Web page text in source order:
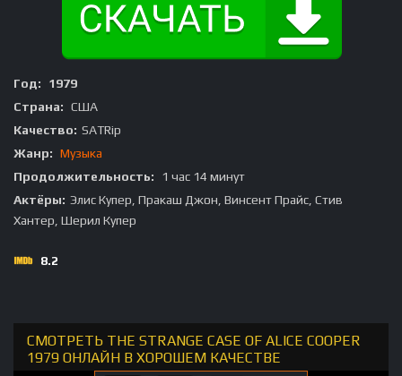
Год:
1979
Страна: США
Качество: SATRip
Жанр: Музыка
Продолжительность:
1 час 14 минут
Актёры: Элис Купер, Пракаш Джон, Винсент Прайс, Стив
Хантер, Шерил Купер
8.2
СМОТРЕТЬ THE STRANGE CASE OF ALICE COOPER
1979 ОНЛАЙН В ХОРОШЕМ КАЧЕСТВЕ